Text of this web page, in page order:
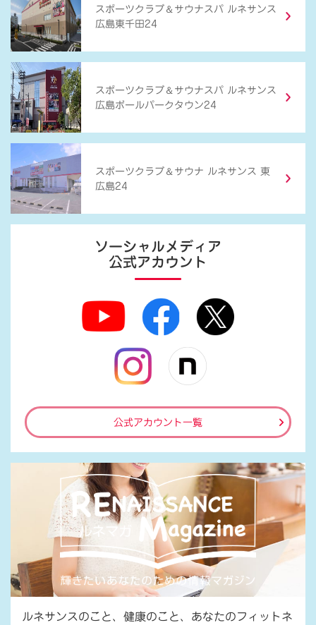
スポーツクラブ ＆ サウナスパ ルネサンス
広島東千田24
スポーツクラブ ＆ サウナスパ ルネサンス
広島ボールパークタウン24
スポーツクラブ ＆ サウナ ルネサンス 東
広島24
ソーシャルメディア
公式アカウント
公式アカウント一覧
ルネサンスのこと、健康のこと、あなたのフィットネ